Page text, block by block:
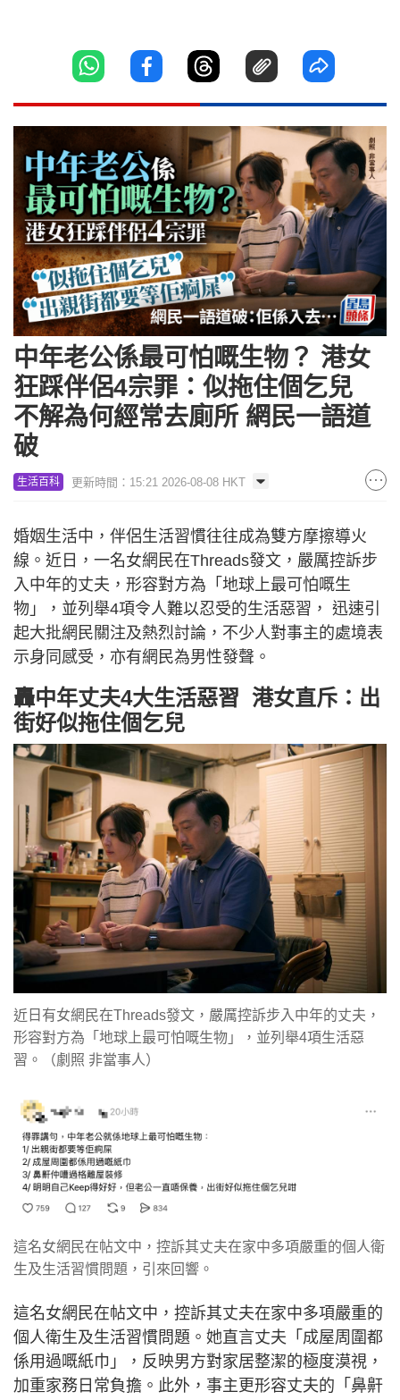
中年老公係最可怕嘅生物？ 港女
狂踩伴侶4宗罪：似拖住個乞兒
不解為何經常去廁所 網民一語道
破
生活百科 更新時間：15:21 2026-08-08 HKT
婚姻生活中，伴侶生活習慣往往成為雙方摩擦導火
線。近日，一名女網民在Threads發文，嚴厲控訴步
入中年的丈夫，形容對方為「地球上最可怕嘅生
物」，並列舉4項令人難以忍受的生活惡習， 迅速引
起大批網民關注及熱烈討論，不少人對事主的處境表
示身同感受，亦有網民為男性發聲。
轟中年丈夫4大生活惡習 港女直斥：出
街好似拖住個乞兒
近日有女網民在Threads發文，嚴厲控訴步入中年的丈夫，
形容對方為「地球上最可怕嘅生物」，並列舉4項生活惡
習。（劇照 非當事人）
這名女網民在帖文中，控訴其丈夫在家中多項嚴重的個人衛
生及生活習慣問題，引來回響。
這名女網民在帖文中，控訴其丈夫在家中多項嚴重的
個人衛生及生活習慣問題。她直言丈夫「成屋周圍都
係用過嘅紙巾」，反映男方對家居整潔的極度漠視，
加重家務日常負擔。此外，事主更形容丈夫的「鼻鼾